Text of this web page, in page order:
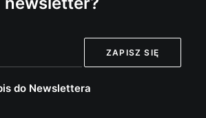
do Newslettera